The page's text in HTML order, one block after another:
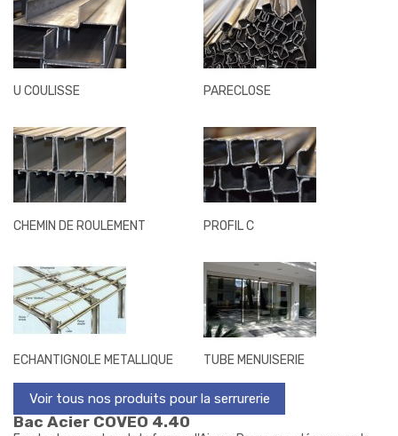
U COULISSE PARECLOSE
CHEMIN DE ROULEMENT PROFIL C
ECHANTIGNOLE METALLIQUE TUBE MENUISERIE
Voir tous nos produits pour la serrurerie
Bac Acier COVEO 4.40